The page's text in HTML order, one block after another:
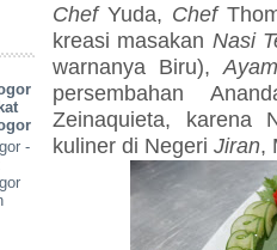
-
ChefYuda, Chef
kreasi masakan Nasi
warnanya Biru),
persembahan
Zeinaquieta, karena
kuliner di Negeri Jiran,